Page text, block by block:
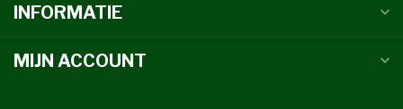
INFORMATIE
MIJN ACCOUNT